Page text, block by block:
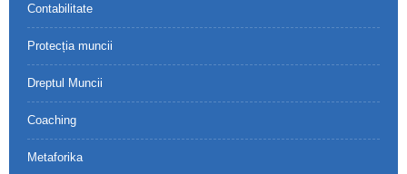
Contabilitate
Protecția muncii
Dreptul Muncii
Coaching
Metaforika